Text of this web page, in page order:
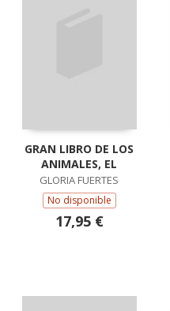
GRAN LIBRO DE LOS
ANIMALES, EL
GLORIA FUERTES
No disponible
17,95 €